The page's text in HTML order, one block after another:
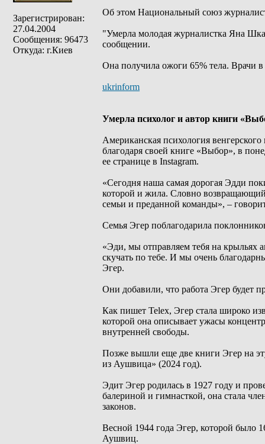
Зарегистрирован:
27.04.2004
Сообщения: 96473
Откуда: г.Киев
Oб этом Национальный союз
"Умерла молодая журналистка Яна
сообщении.
Она получила ожоги 65% тела. Врачи
ukrinform
Умерла психолог и автор книги
Американская психология
благодаря своей книге «Выбор», в
ее странице в Instagram.
«Сегодня наша самая дорогая Эдди
которой и жила. Словно
семьи и преданной команды», –
Семья Эгер поблагодарила
«Эди, мы отправляем тебя на крыльях
скучать по тебе. И мы очень
Эгер.
Они добавили, что работа Эгер будет
Как пишет Telex, Эгер стала широко
которой она описывает ужасы
внутренней свободы.
Позже вышли еще две книги Эгер на
из Аушвица» (2024 год).
Эдит Эгер родилась в 1927 году и
балериной и гимнасткой, она стала
законов.
Весной 1944 года Эгер, которой было
Аушвиц.